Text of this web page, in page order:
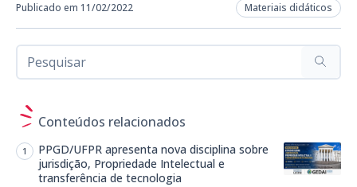
Publicado em 11/02/2022 Materiais didáticos
Conteúdos relacionados
PPGD/UFPR apresenta nova disciplina sobre
jurisdição, Propriedade Intelectual e
transferência de tecnologia